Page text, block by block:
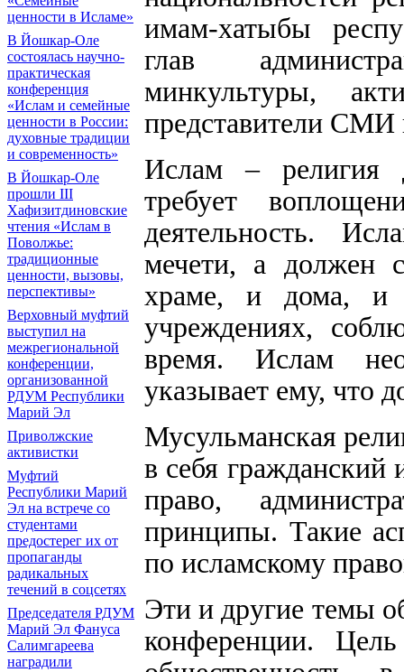
ценности в Исламе»
В Йошкар-Оле
состоялась научно-
практическая
конференция
«Ислам и семейные
ценности в России:
духовные традиции
и современность»
В Йошкар-Оле
прошли III
Хафизитдиновские
чтения «Ислам в
Поволжье:
традиционные
ценности, вызовы,
перспективы»
Верховный муфтий
выступил на
межрегиональной
конференции,
организованной
РДУМ Республики
Марий Эл
Приволжские
активистки
Муфтий
Республики Марий
Эл на встрече со
студентами
предостерег их от
пропаганды
радикальных
течений в соцсетях
Председателя РДУМ
Марий Эл Фануса
Салимгареева
наградили
имам-хатыбы
глав
минкультуры,
представители СМИ
Ислам – религия
требует
деятельность.
мечети, а должен
храме, и дома, и
учреждениях,
время. Ислам
указывает ему, что
Мусульманская
в себя гражданский
право,
принципы. Такие
по исламскому
Эти и другие темы
конференции.